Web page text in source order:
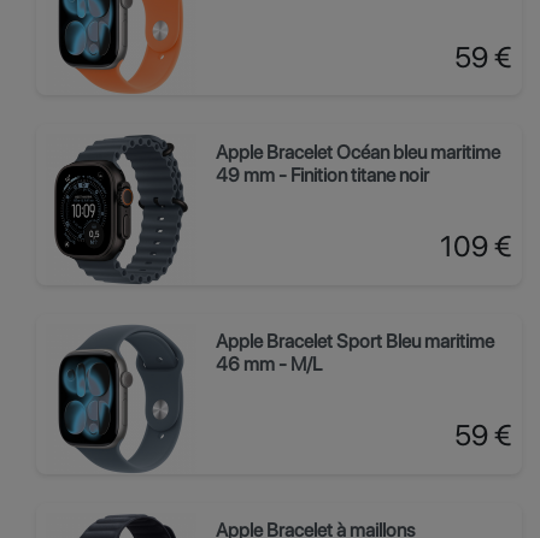
Prix
59 €
Apple Bracelet Océan bleu maritime
49 mm - Finition titane noir
Prix
109 €
Apple Bracelet Sport Bleu maritime
46 mm - M/L
Prix
59 €
Apple Bracelet à maillons